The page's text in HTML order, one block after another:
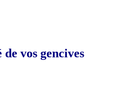
vos gencives